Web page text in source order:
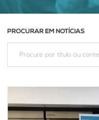
PROCURAR EM NOTÍCIAS